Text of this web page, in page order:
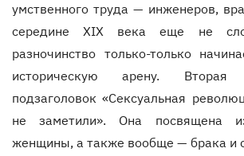
умственного труда — инженеров,
середине XIX века еще не
разночинство только-только
историческую арену.
подзаголовок «Сексуальная
не заметили». Она посвящена
женщины, а также вообще — брака и